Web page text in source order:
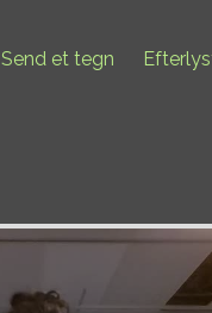
Send et tegn